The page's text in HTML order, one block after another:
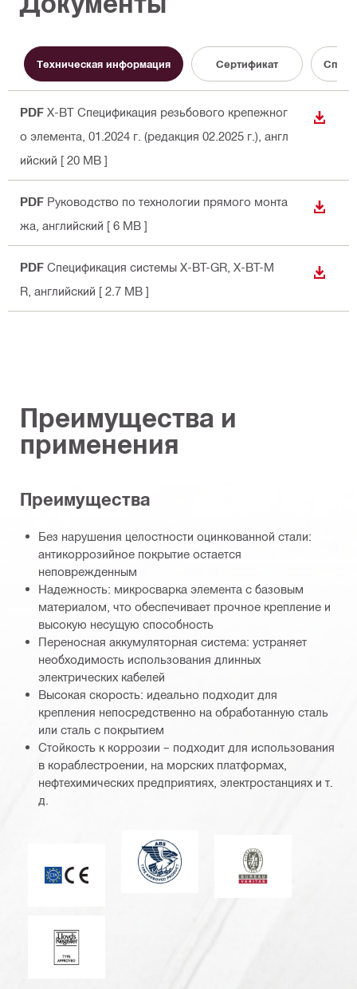
Техническая информация Сертификат
PDF X-BT Спецификация резьбового крепежног
о элемента, 01.2024 г. (редакция 02.2025 г.) , англ
ийский [ 20 MB ]
PDF Руководство по технологии прямого монта
жа , английский [ 6 MB ]
PDF Спецификация системы X-BT-GR, X-BT-M
R , английский [ 2.7 MB ]
Преимущества и
применения
Преимущества
Без нарушения целостности оцинкованной стали:
антикоррозийное покрытие остается
неповрежденным
Надежность: микросварка элемента с базовым
материалом, что обеспечивает прочное крепление и
высокую несущую способность
Переносная аккумуляторная система: устраняет
необходимость использования длинных
электрических кабелей
Высокая скорость: идеально подходит для
крепления непосредственно на обработанную сталь
или сталь с покрытием
Стойкость к коррозии – подходит для использования
в кораблестроении, на морских платформах,
нефтехимических предприятиях, электростанциях и т.
д.
Американское бюро судоходства
Bureau Veritas
Регистр Ллойда